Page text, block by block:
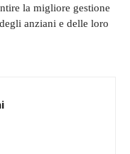
la migliore gestione
anziani e delle loro